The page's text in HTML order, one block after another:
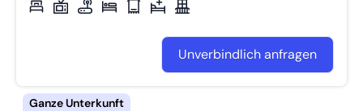
Unverbindlich anfragen